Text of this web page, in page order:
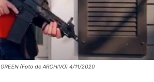
(Foto de ARCHIVO) 4/11/2020